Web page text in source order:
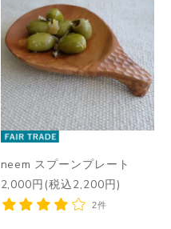
neem スプーンプレート
2,000円(税込2,200円)
2件